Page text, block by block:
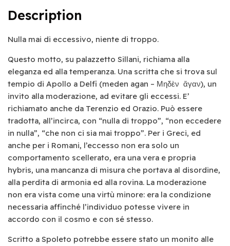
Description
Nulla mai di eccessivo, niente di troppo.
Questo motto, su palazzetto Sillani, richiama alla
eleganza ed alla temperanza. Una scritta che si trova sul
tempio di Apollo a Delfi (meden agan – Μηδὲν ἄγαν), un
invito alla moderazione, ad evitare gli eccessi. E’
richiamato anche da Terenzio ed Orazio. Può essere
tradotta, all’incirca, con “nulla di troppo”, “non eccedere
in nulla”, “che non ci sia mai troppo”. Per i Greci, ed
anche per i Romani, l’eccesso non era solo un
comportamento scellerato, era una vera e propria
hybris, una mancanza di misura che portava al disordine,
alla perdita di armonia ed alla rovina. La moderazione
non era vista come una virtù minore: era la condizione
necessaria affinché l’individuo potesse vivere in
accordo con il cosmo e con sé stesso.
Scritto a Spoleto potrebbe essere stato un monito alle